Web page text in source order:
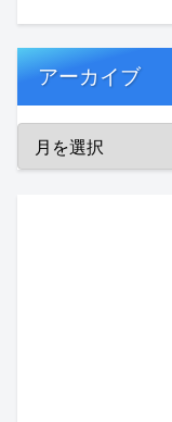
アーカイブ